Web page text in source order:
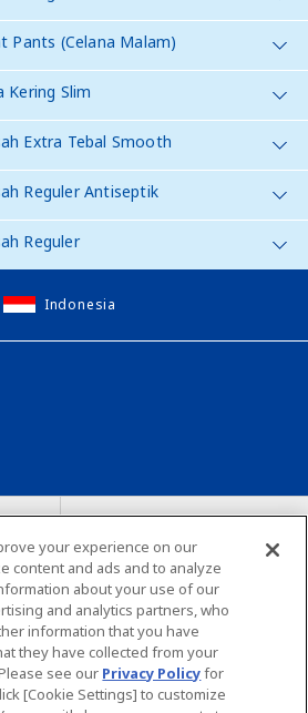
Pants (Celana Malam)
Kering Slim
Extra Tebal Smooth
Reguler Antiseptik
Reguler
Indonesia
Lokasi seluruh dunia
ini Lingkungan yang dianjurkan
your experience on our
content and ads and to analyze
about your use of our
and analytics partners, who
information that you have
they have collected from your
see our Privacy Policyfor
[Cookie Settings] to customize